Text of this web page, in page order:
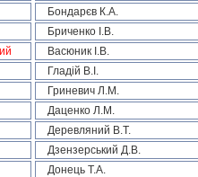
Бондарєв К.А.
Бриченко І.В.
Васюник І.В.
Гладій В.І.
Гриневич Л.М.
Даценко Л.М.
Деревляний В.Т.
Дзензерський Д.В.
Донець Т.А.